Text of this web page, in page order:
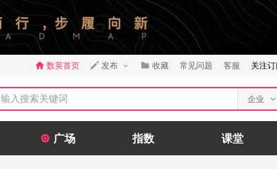
数英首页 发布 收藏 常见问题 客服 关注订
企业
广场 指数 课堂